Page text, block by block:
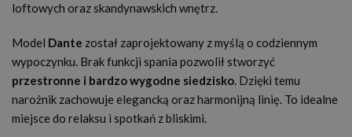
loftowych oraz skandynawskich wnętrz.
Model Dante został zaprojektowany z myślą o codziennym
wypoczynku. Brak funkcji spania pozwolił stworzyć
przestronne i bardzo wygodne siedzisko. Dzięki temu
narożnik zachowuje elegancką oraz harmonijną linię. To idealne
miejsce do relaksu i spotkań z bliskimi.